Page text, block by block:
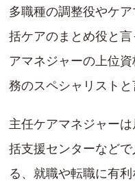
多職種の調整役やケ
括ケアのまとめ役と
アマネジャーの上位
務のスペシャリストと
主任ケアマネジャー
括支援センターなど
る、就職や転職に有